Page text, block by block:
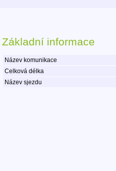
Základní informace
Název komunikace
Celková délka
Název sjezdu